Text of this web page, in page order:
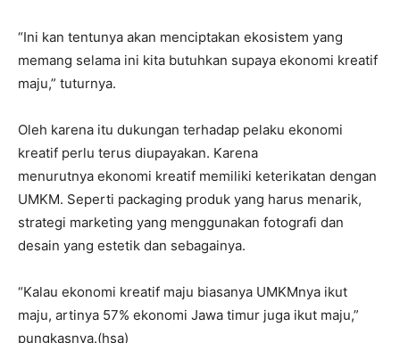
“Ini kan tentunya akan menciptakan ekosistem yang
memang selama ini kita butuhkan supaya ekonomi kreatif
maju,” tuturnya.
Oleh karena itu dukungan terhadap pelaku ekonomi
kreatif perlu terus diupayakan. Karena
menurutnya ekonomi kreatif memiliki keterikatan dengan
UMKM. Seperti packaging produk yang harus menarik,
strategi marketing yang menggunakan fotografi dan
desain yang estetik dan sebagainya.
“Kalau ekonomi kreatif maju biasanya UMKMnya ikut
maju, artinya 57% ekonomi Jawa timur juga ikut maju,”
pungkasnya.(hsa)